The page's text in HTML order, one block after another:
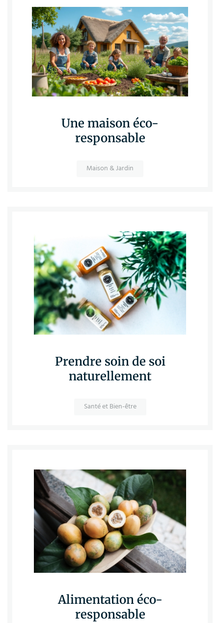
Une maison éco-
responsable
Maison & Jardin
Prendre soin de soi
naturellement
Santé et Bien-être
Alimentation éco-
responsable